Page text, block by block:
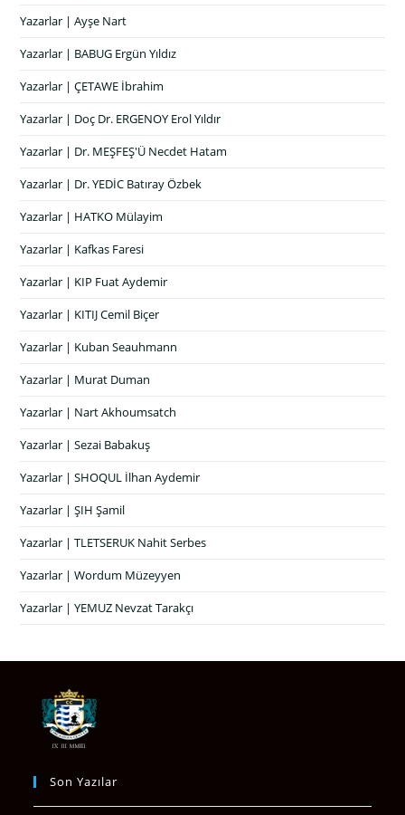
Yazarlar | Ayşe Nart
Yazarlar | BABUG Ergün Yıldız
Yazarlar | ÇETAWE İbrahim
Yazarlar | Doç Dr. ERGENOY Erol Yıldır
Yazarlar | Dr. MEŞFEŞ'Ü Necdet Hatam
Yazarlar | Dr. YEDİC Batıray Özbek
Yazarlar | HATKO Mülayim
Yazarlar | Kafkas Faresi
Yazarlar | KIP Fuat Aydemir
Yazarlar | KITIJ Cemil Biçer
Yazarlar | Kuban Seauhmann
Yazarlar | Murat Duman
Yazarlar | Nart Akhoumsatch
Yazarlar | Sezai Babakuş
Yazarlar | SHOQUL İlhan Aydemir
Yazarlar | ŞIH Şamil
Yazarlar | TLETSERUK Nahit Serbes
Yazarlar | Wordum Müzeyyen
Yazarlar | YEMUZ Nevzat Tarakçı
Son Yazılar